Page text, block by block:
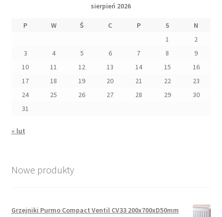
sierpień 2026
P W Ś C P S
N
1
2
3
4 5 6 7 8
9
10
11 12 13 14 15
16
17
18 19 20 21 22
23
24
25 26 27 28 29
30
31
« lut
Nowe produkty
Grzejniki Purmo Compact Ventil CV33 200x700xD50mm